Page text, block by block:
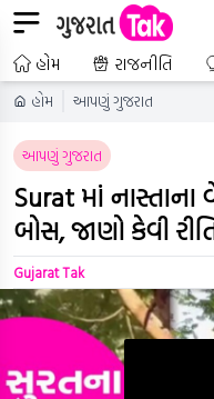
હોમ રાજનીતિ
હોમ આપણું ગુજરાત
આપણું ગુજરાત
Surat માં
બોસ, જાણો કેવી
Gujarat Tak